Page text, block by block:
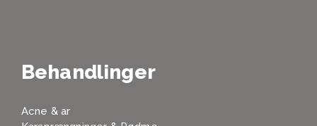
Behandlinger
Acne & ar